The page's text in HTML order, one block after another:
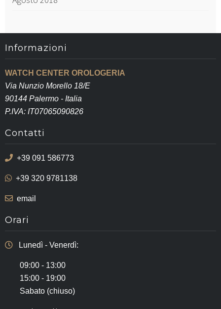
Informazioni
WATCH CENTER OROLOGERIA
Via Nunzio Morello 18/E
90144 Palermo - Italia
P.IVA: IT07065090826
Contatti
+39 091 586773
+39 320 9781138
email
Orari
Lunedì - Venerdì:
09:00 - 13:00
15:00 - 19:00
Sabato (chiuso)